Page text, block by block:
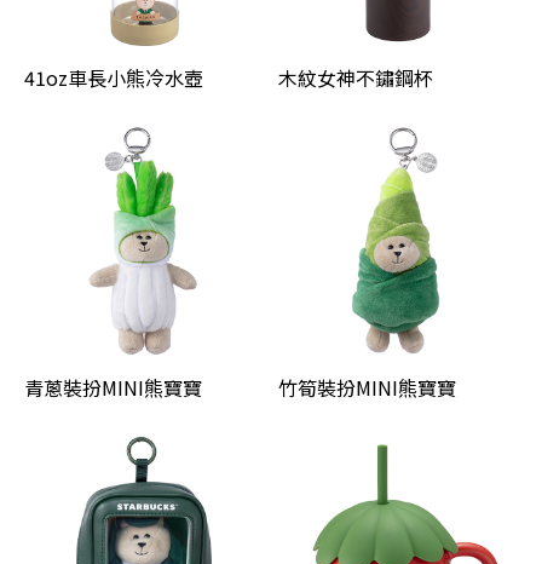
41oz車長小熊冷水壺 木紋女神不鏽鋼杯
青蔥裝扮MINI熊寶寶 竹筍裝扮MINI熊寶寶